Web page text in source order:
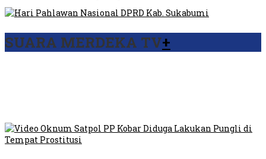
SUARA MERDEKA TV+